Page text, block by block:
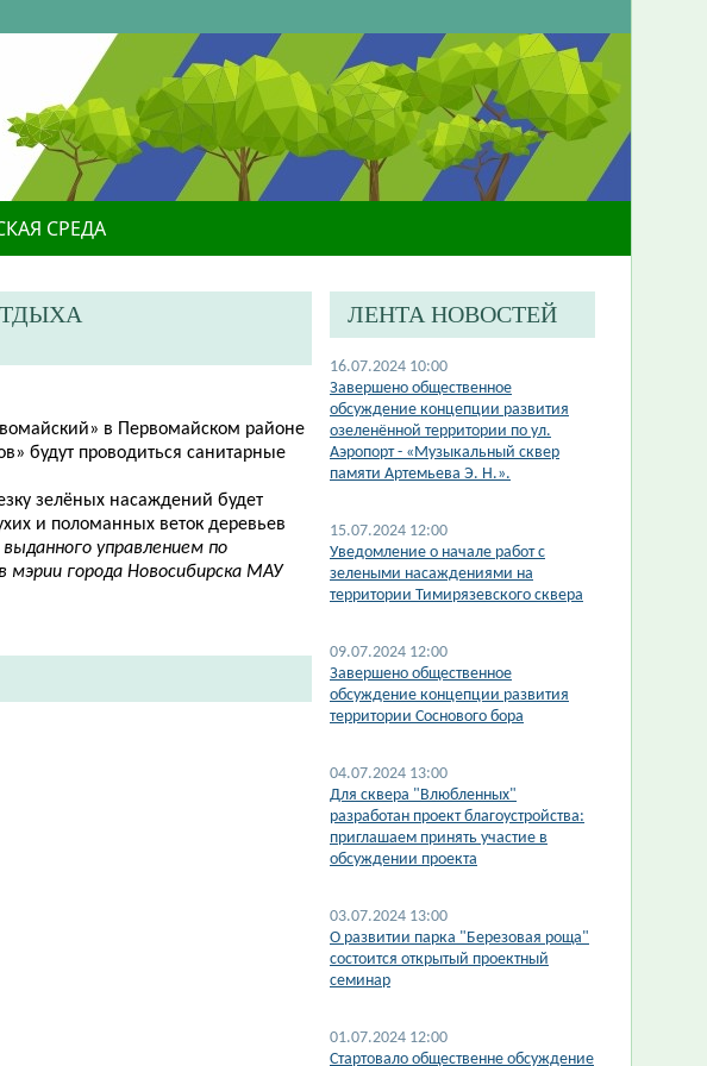
СРЕДА
в Первомайском районе
будут проводиться санитарные
зелёных насаждений будет
и поломанных веток деревьев
управлением по
города Новосибирска МАУ
ЛЕНТА НОВОСТЕЙ
16.07.2024 10:00
Завершено общественное
обсуждение концепции развития
озеленённой территории по ул.
Аэропорт - «Музыкальный сквер
памяти Артемьева Э. Н.».
15.07.2024 12:00
​Уведомление о начале работ с
зелеными насаждениями на
территории Тимирязевского сквера
09.07.2024 12:00
Завершено общественное
обсуждение концепции развития
территории Соснового бора
04.07.2024 13:00
Для сквера "Влюбленных"
разработан проект благоустройства:
приглашаем принять участие в
обсуждении проекта
03.07.2024 13:00
О развитии парка "Березовая роща"
состоится открытый проектный
семинар
01.07.2024 12:00
Стартовало общественне обсуждение